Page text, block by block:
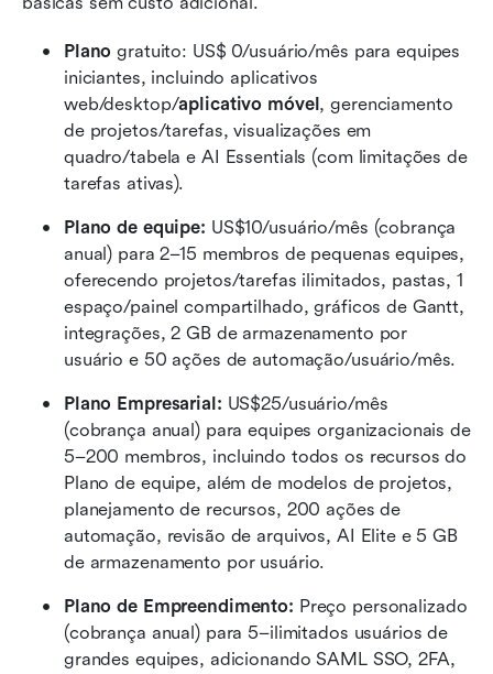
Plano gratuito: US$ 0/usuário/mês para equipes
iniciantes, incluindo aplicativos
web/desktop/aplicativo móvel, gerenciamento
de projetos/tarefas, visualizações em
quadro/tabela e AI Essentials (com limitações de
tarefas ativas).
Plano de equipe: US$10/usuário/mês (cobrança
anual) para 2–15 membros de pequenas equipes,
oferecendo projetos/tarefas ilimitados, pastas, 1
espaço/painel compartilhado, gráficos de Gantt,
integrações, 2 GB de armazenamento por
usuário e 50 ações de automação/usuário/mês.
Plano Empresarial: US$25/usuário/mês
(cobrança anual) para equipes organizacionais de
5–200 membros, incluindo todos os recursos do
Plano de equipe, além de modelos de projetos,
planejamento de recursos, 200 ações de
automação, revisão de arquivos, AI Elite e 5 GB
de armazenamento por usuário.
Plano de Empreendimento: Preço personalizado
(cobrança anual) para 5–ilimitados usuários de
grandes equipes, adicionando SAML SSO, 2FA,